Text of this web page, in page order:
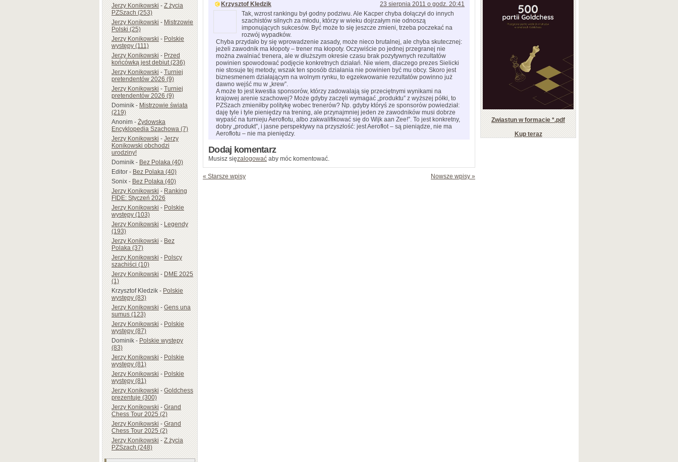
Jerzy Konikowski-Z życia
PZSzach (253)
Jerzy Konikowski-Mistrzowie
Polski (25)
Jerzy Konikowski-Polskie
występy (111)
Jerzy Konikowski-Przed
końcówką jest debiut (236)
Jerzy Konikowski-Turniej
pretendentów 2026 (9)
Jerzy Konikowski-Turniej
pretendentów 2026 (9)
Dominik-Mistrzowie świata
(219)
Anonim-Żydowska
Encyklopedia Szachowa (7)
Jerzy Konikowski-Jerzy
Konikowski obchodzi
urodziny!
Dominik-Bez Polaka (40)
Editor-Bez Polaka (40)
Sonix-Bez Polaka (40)
Jerzy Konikowski-Ranking
FIDE: Styczeń 2026
Jerzy Konikowski-Polskie
występy (103)
Jerzy Konikowski-Legendy
(193)
Jerzy Konikowski-Bez
Polaka (37)
Jerzy Konikowski-Polscy
szachiści (10)
Jerzy Konikowski-DME 2025
(1)
Krzysztof Kledzik-Polskie
występy (83)
Jerzy Konikowski-Gens una
sumus (123)
Jerzy Konikowski-Polskie
występy (87)
Dominik-Polskie występy
(83)
Jerzy Konikowski-Polskie
występy (81)
Jerzy Konikowski-Polskie
występy (81)
Jerzy Konikowski-Goldchess
prezentuje (300)
Jerzy Konikowski-Grand
Chess Tour 2025 (2)
Jerzy Konikowski-Grand
Chess Tour 2025 (2)
Jerzy Konikowski-Z życia
PZSzach (248)
Krzysztof Kledzik
23 sierpnia 2011 o godz. 20:41
Tak, wzrost rankingu był godny podziwu. Ale Kacper chyba dołączył do innych
szachistów silnych za młodu, którzy w wieku dojrzałym nie odnoszą
imponujących sukcesów. Być może to się jeszcze zmieni, trzeba poczekać na
rozwój wypadków.
Chyba przydało by się wprowadzenie zasady, może nieco brutalnej, ale chyba skutecznej:
jeżeli zawodnik ma kłopoty – trener ma kłopoty. Oczywiście po jednej przegranej nie
można zwalniać trenera, ale w dłuższym okresie czasu brak pozytywnych rezultatów
powinien spowodować podjęcie konkretnych działań. Nie wiem, dlaczego prezes Sielicki
nie stosuje tej metody, wszak ten sposób działania nie powinien być mu obcy. Skoro jest
biznesmenem działającym na wolnym rynku, to egzekwowanie rezultatów powinno już
dawno wejść mu w „krew”.
A może to jest kwestia sponsorów, którzy zadowalają się przeciętnymi wynikami na
krajowej arenie szachowej? Może gdyby zaczęli wymagać „produktu” z wyższej półki, to
PZSzach zmieniłby politykę wobec trenerów? Np. gdyby któryś ze sponsorów powiedział:
daję tyle i tyle pieniędzy na trening, ale przynajmniej jeden ze zawodników musi dobrze
wypaść na turnieju Aerofłotu, albo zakwalifikować się do Wijk aan Zee!”. To jest konkretny,
dobry „produkt”, i jasne perspektywy na przyszłość: jest Aerofłot – są pieniądze, nie ma
Aerofłotu – nie ma pieniędzy.
Dodaj komentarz
Musisz sięzalogować aby móc komentować.
« Starsze wpisy Nowsze wpisy »
Zwiastun w formacie *.pdf
Kup teraz